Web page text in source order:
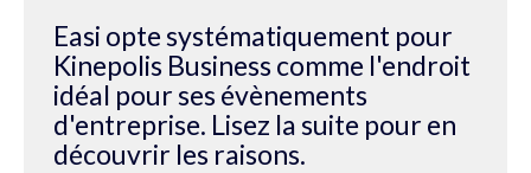
Easi opte systématiquement pour
Kinepolis Business comme l'endroit
idéal pour ses évènements
d'entreprise. Lisez la suite pour en
découvrir les raisons.